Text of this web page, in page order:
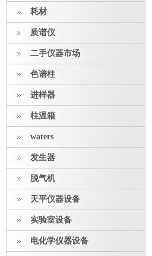
耗材
质谱仪
二手仪器市场
色谱柱
进样器
柱温箱
waters
发生器
脱气机
天平仪器设备
实验室设备
电化学仪器设备